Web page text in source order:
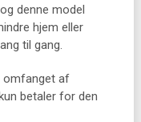
denne model
hjem eller
til gang.
omfanget af
betaler for den